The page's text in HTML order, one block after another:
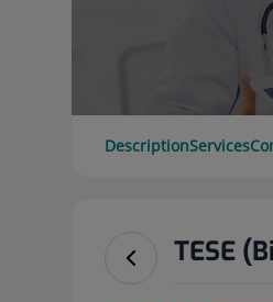
DescriptionServices
TESE